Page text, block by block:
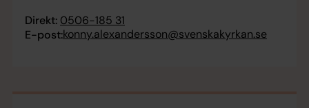
Direkt: 0506-185 31
E-post:konny.alexandersson@svenskakyrkan.se